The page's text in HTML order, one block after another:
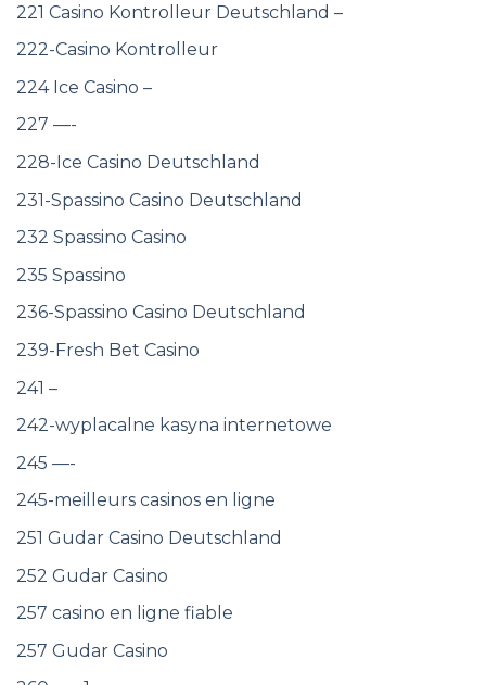
221 Casino Kontrolleur Deutschland –
222-Casino Kontrolleur
224 Ice Casino –
227 —-
228-Ice Casino Deutschland
231-Spassino Casino Deutschland
232 Spassino Casino
235 Spassino
236-Spassino Casino Deutschland
239-Fresh Bet Casino
241 –
242-wyplacalne kasyna internetowe
245 —-
245-meilleurs casinos en ligne
251 Gudar Casino Deutschland
252 Gudar Casino
257 casino en ligne fiable
257 Gudar Casino